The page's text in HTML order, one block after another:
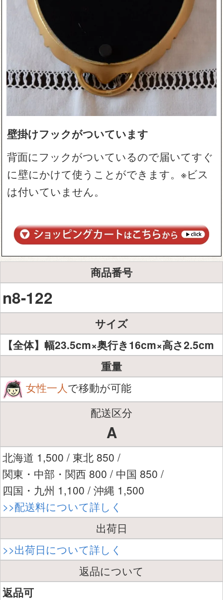
壁掛けフックがついています
背面にフックがついているので届いてすぐ
に壁にかけて使うことができます。※ビス
は付いていません。
商品番号
n8-122
サイズ
【全体】幅23.5cm×奥行き16cm×高さ2.5cm
重量
女性一人で移動が可能
配送区分
A
北海道 1,500 / 東北 850 /
関東・中部・関西 800 / 中国 850 /
四国・九州 1,100 / 沖縄 1,500
>>配送料について詳しく
出荷日
>>出荷日について詳しく
返品について
返品可